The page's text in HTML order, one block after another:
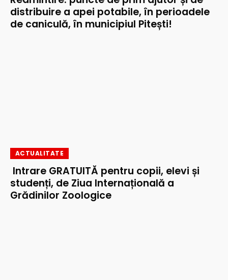
distribuire a apei potabile, în perioadele
de caniculă, în municipiul Pitești!
ACTUALITATE
Intrare GRATUITĂ pentru copii, elevi și
studenți, de Ziua Internațională a
Grădinilor Zoologice